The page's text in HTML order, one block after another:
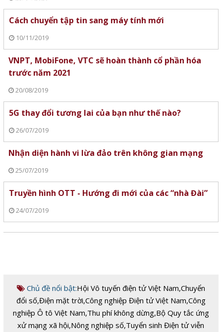
Cách chuyển tập tin sang máy tính mới
10/11/2019
VNPT, MobiFone, VTC sẽ hoàn thành cổ phần hóa
trước năm 2021
20/08/2019
5G thay đổi tương lai của bạn như thế nào?
26/07/2019
Nhận diện hành vi lừa đảo trên không gian mạng
25/07/2019
Truyền hình OTT - Hướng đi mới của các “nhà Đài”
24/07/2019
Chủ đề nổi bật:Hội Vô tuyến điện tử Việt Nam,Chuyển
đổi số,Điện mặt trời,Công nghiệp Điện tử Việt Nam,Công
nghiệp Ô tô Việt Nam,Thu phí không dừng,Bộ Quy tắc ứng
xử mạng xã hội,Nông nghiệp số,Tuyển sinh Điện tử viễn